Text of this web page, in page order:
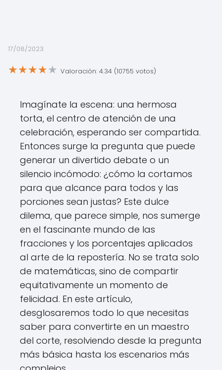
17/08/2023
★★★★★ Valoración: 4.34 (10755 votos)
Imagínate la escena: una hermosa
torta, el centro de atención de una
celebración, esperando ser compartida.
Entonces surge la pregunta que puede
generar un divertido debate o un
silencio incómodo: ¿cómo la cortamos
para que alcance para todos y las
porciones sean justas? Este dulce
dilema, que parece simple, nos sumerge
en el fascinante mundo de las
fracciones y los porcentajes aplicados
al arte de la repostería. No se trata solo
de matemáticas, sino de compartir
equitativamente un momento de
felicidad. En este artículo,
desglosaremos todo lo que necesitas
saber para convertirte en un maestro
del corte, resolviendo desde la pregunta
más básica hasta los escenarios más